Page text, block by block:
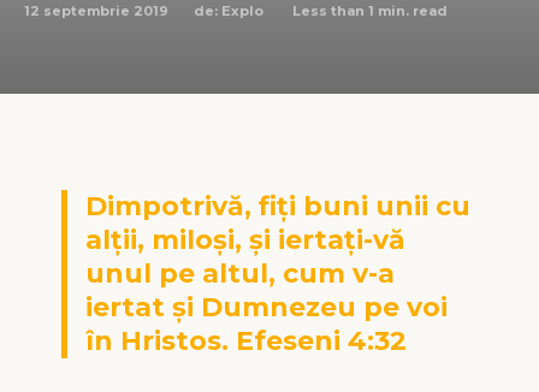
12 septembrie 2019 de: Explo Less than 1 min. read
Dimpotrivă, fiți buni unii cu
alții, miloși, și iertați-vă
unul pe altul, cum v-a
iertat și Dumnezeu pe voi
în Hristos. Efeseni 4:32